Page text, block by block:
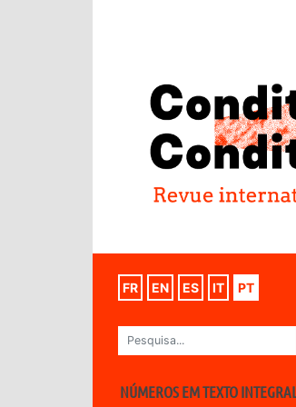
FR EN ES IT PT
NÚMEROS EM TEXTO INTEGRAL